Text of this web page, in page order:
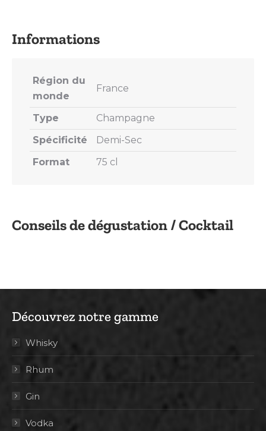
Conseils de dégustation / Cocktail
Région du
monde
France
Type
Champagne
Spécificité
Demi-Sec
Format
75 cl
Découvrez notre gamme
Whisky
Rhum
Gin
Vodka